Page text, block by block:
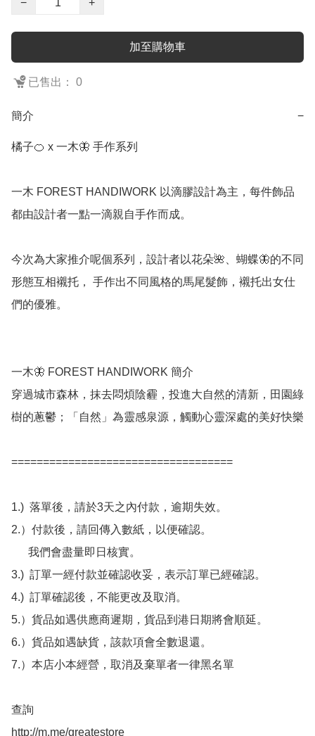
−
+
加至購物車
已售出： 0
簡介 −
橘子🍊 x 一木🦋 手作系列
一木 FOREST HANDIWORK 以滴膠設計為主，每件飾品
都由設計者一點一滴親自手作而成。
今次為大家推介呢個系列，設計者以花朵🌺、蝴蝶🦋的不同
形態互相襯托， 手作出不同風格的馬尾髮飾，襯托出女仕
們的優雅。
一木🦋 FOREST HANDIWORK 簡介
穿過城市森林，抹去悶煩陰霾，投進大自然的清新，田園綠
樹的蔥鬱；「自然」為靈感泉源，觸動心靈深處的美好快樂
===================================
1.)  落單後，請於3天之內付款，逾期失效。
2.）付款後，請回傳入數紙，以便確認。
3.)  訂單一經付款並確認收妥，表示訂單已經確認。
4.)  訂單確認後，不能更改及取消。
5.）貨品如遇供應商遲期，貨品到港日期將會順延。
6.）貨品如遇缺貨，該款項會全數退還。
7.）本店小本經營，取消及棄單者一律黑名單
查詢
http://m.me/greatestore